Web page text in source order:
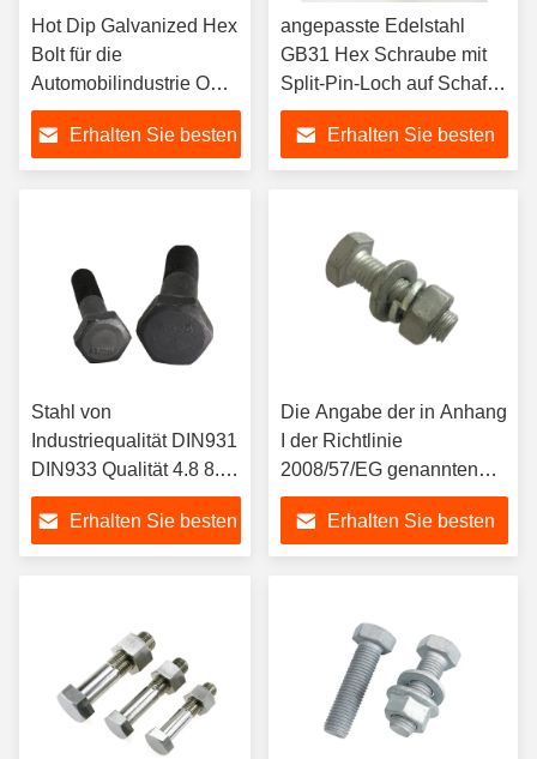
Hot Dip Galvanized Hex
Bolt für die
Automobilindustrie OEM
ODM Hex Head Bolt
und Nuss
Erhalten Sie besten
angepasste Edelstahl
GB31 Hex Schraube mit
Split-Pin-Loch auf Schaft
Hex Kopf Schraube für
Sicherheitsdraht
Erhalten Sie besten
Stahl von
Industriequalität DIN931
DIN933 Qualität 4.8 8.8
10.9 12.9 M25 ASTM
A325 Schwere
Hexkopfschrauben und -
Erhalten Sie besten
Die Angabe der in Anhang
I der Richtlinie
2008/57/EG genannten
Anforderungen ist
unbedingt erforderlich.2.1
Hexbolz aus rostfreiem
Draht Typ ISO9001
2008/TS16949 zertifiziert
Erhalten Sie besten